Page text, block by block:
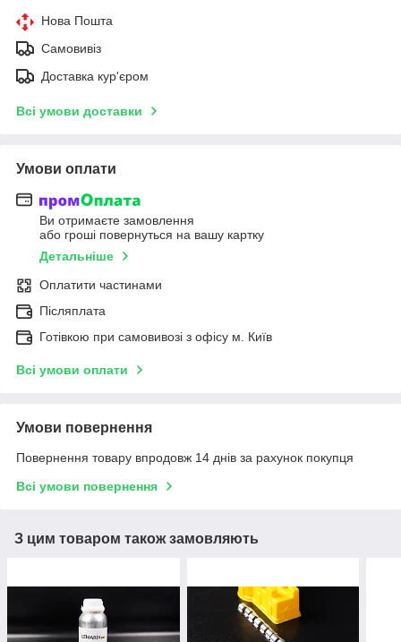
Нова Пошта
Самовивіз
Доставка кур'єром
Всі умови доставки
Умови оплати
Ви отримаєте замовлення
або гроші повернуться на вашу картку
Детальніше
Оплатити частинами
Післяплата
Готівкою при самовивозі з офісу м. Київ
Всі умови оплати
Умови повернення
Повернення товару впродовж 14 днів за рахунок покупця
Всі умови повернення
З цим товаром також замовляють